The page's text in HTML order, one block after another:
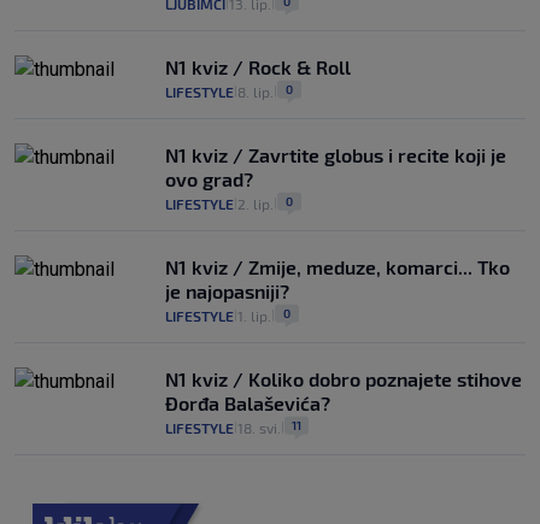
LJUBIMCI 13. lip.
N1 kviz / Rock & Roll
LIFESTYLE 8. lip. 0
N1 kviz / Zavrtite globus i recite koji je
ovo grad?
LIFESTYLE 2. lip. 0
N1 kviz / Zmije, meduze, komarci... Tko
je najopasniji?
LIFESTYLE 1. lip. 0
N1 kviz / Koliko dobro poznajete stihove
Đorđa Balaševića?
LIFESTYLE 18. svi. 11